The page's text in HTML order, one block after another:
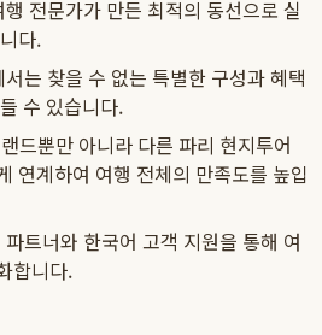
행 전문가가 만든 최적의 동선으로 실
다.
는 찾을 수 없는 특별한 구성과 혜택
수 있습니다.
드뿐만 아니라 다른 파리 현지투어
연계하여 여행 전체의 만족도를 높입
파트너와 한국어 고객 지원을 통해 여
합니다.